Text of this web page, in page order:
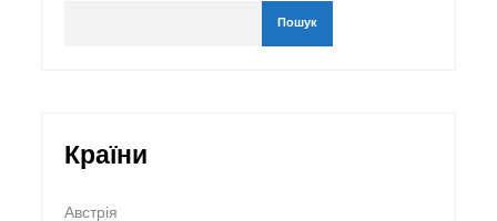
Пошук
Країни
Австрія